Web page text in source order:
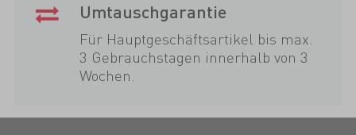
Umtauschgarantie
Für Hauptgeschäftsartikel bis max.
3 Gebrauchstagen innerhalb von 3
Wochen.